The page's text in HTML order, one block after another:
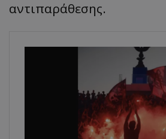
αντιπαράθεσης.